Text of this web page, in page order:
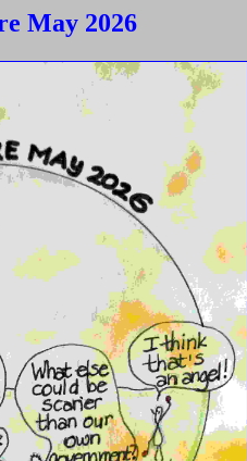
May 2026